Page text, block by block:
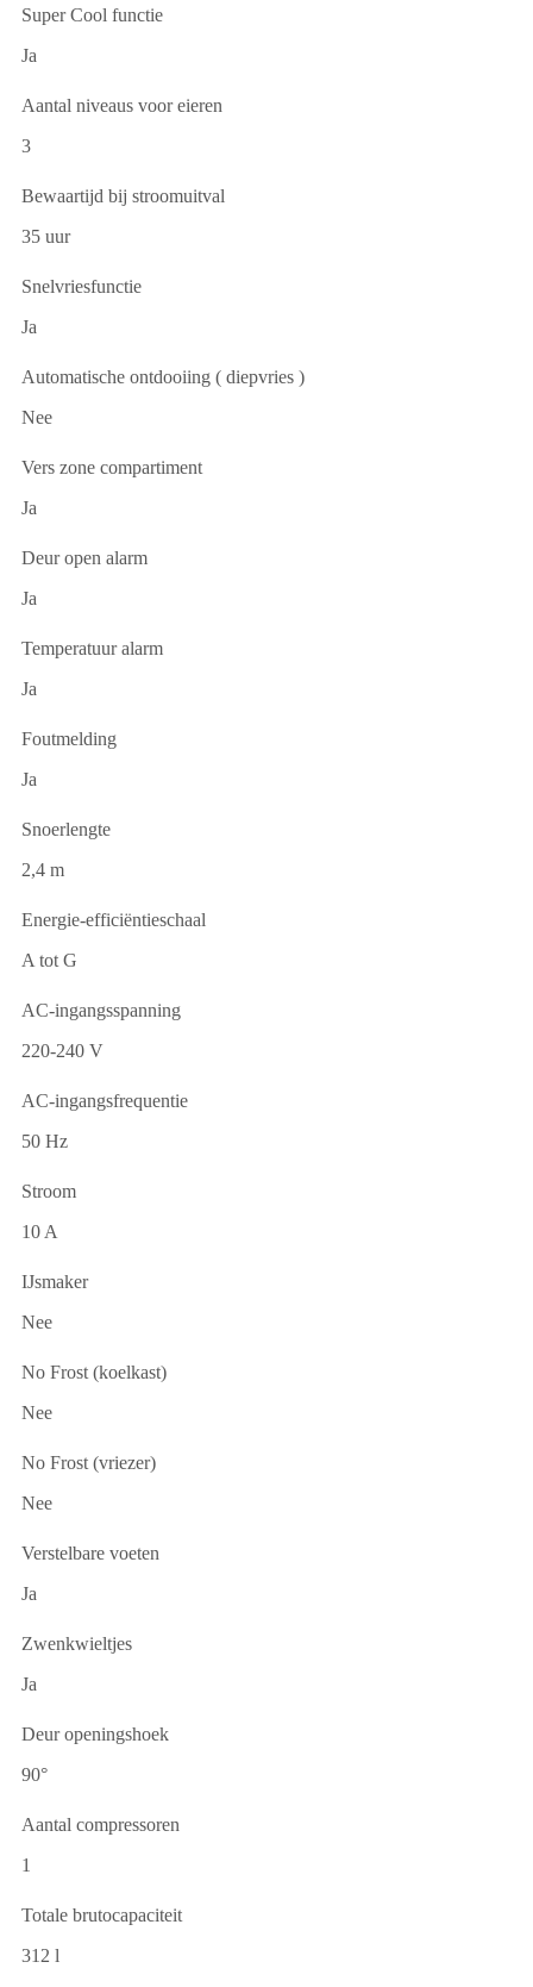
Super Cool functie
Ja
Aantal niveaus voor eieren
3
Bewaartijd bij stroomuitval
35 uur
Snelvriesfunctie
Ja
Automatische ontdooiing ( diepvries )
Nee
Vers zone compartiment
Ja
Deur open alarm
Ja
Temperatuur alarm
Ja
Foutmelding
Ja
Snoerlengte
2,4 m
Energie-efficiëntieschaal
A tot G
AC-ingangsspanning
220-240 V
AC-ingangsfrequentie
50 Hz
Stroom
10 A
IJsmaker
Nee
No Frost (koelkast)
Nee
No Frost (vriezer)
Nee
Verstelbare voeten
Ja
Zwenkwieltjes
Ja
Deur openingshoek
90°
Aantal compressoren
1
Totale brutocapaciteit
312 l